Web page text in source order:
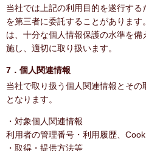
当社では上記の利用目的を遂行す
を第三者に委託することがありま
は、十分な個人情報保護の水準を
施し、適切に取り扱います。
7．個人関連情報
当社で取り扱う個人関連情報とその
となります。
・対象個人関連情報
利用者の管理番号・利用履歴、
・取得・提供方法等